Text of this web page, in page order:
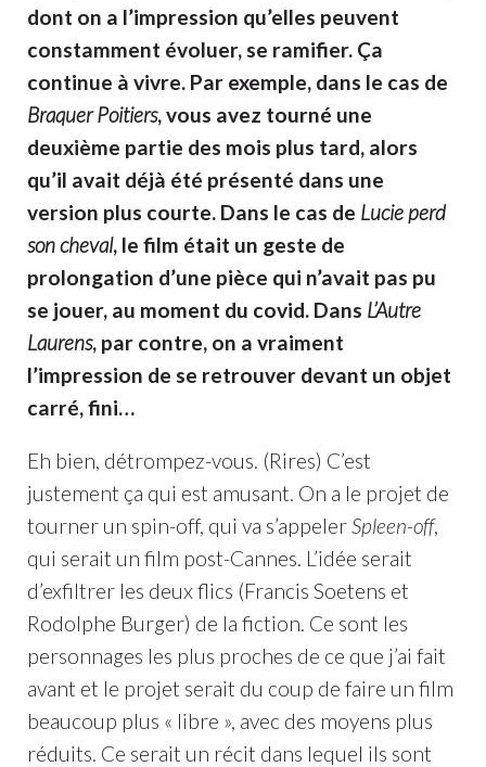
dont on a l’impression qu’elles peuvent
constamment évoluer, se ramifier. Ça
continue à vivre. Par exemple, dans le cas de
Braquer Poitiers, vous avez tourné une
deuxième partie des mois plus tard, alors
qu’il avait déjà été présenté dans une
version plus courte. Dans le cas de Lucie perd
son cheval, le film était un geste de
prolongation d’une pièce qui n’avait pas pu
se jouer, au moment du covid. Dans L’Autre
Laurens, par contre, on a vraiment
l’impression de se retrouver devant un objet
carré, fini…
Eh bien, détrompez-vous. (Rires) C’est
justement ça qui est amusant. On a le projet de
tourner un spin-off, qui va s’appelerSpleen-off,
qui serait un film post-Cannes. L’idée serait
d’exfiltrer les deux flics (Francis Soetens et
Rodolphe Burger) de la fiction. Ce sont les
personnages les plus proches de ce que j’ai fait
avant et le projet serait du coup de faire un film
beaucoup plus « libre », avec des moyens plus
réduits. Ce serait un récit dans lequel ils sont